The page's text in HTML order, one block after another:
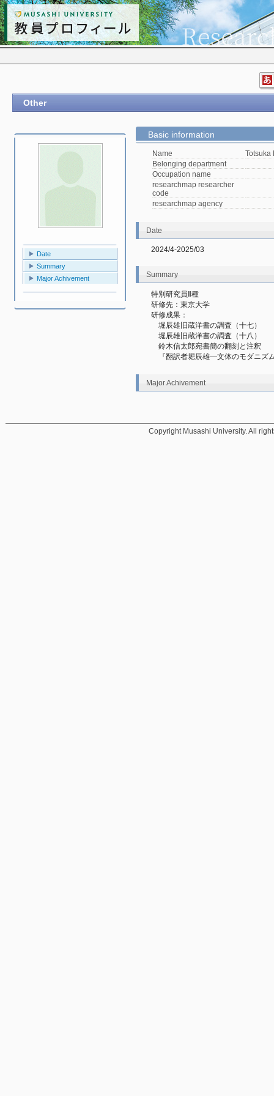
Other
Date
Summary
Major Achivement
Basic information
Name
Totsuka
Belonging department
Occupation name
researchmap researcher
code
researchmap agency
Date
2024/4-2025/03
Summary
特別研究員Ⅱ種
研修先：東京大学
研修成果：
堀辰雄旧蔵洋書の調査（十七）
堀辰雄旧蔵洋書の調査（十八）
鈴木信太郎宛書簡の翻刻と注釈
『翻訳者堀辰雄―文体のモダニズ
Major Achivement